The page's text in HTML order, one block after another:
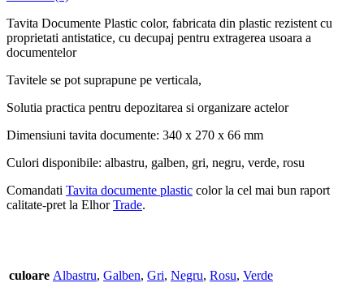
Tavita Documente Plastic color, fabricata din plastic rezistent cu
proprietati antistatice, cu decupaj pentru extragerea usoara a
documentelor
Tavitele se pot suprapune pe verticala,
Solutia practica pentru depozitarea si organizare actelor
Dimensiuni tavita documente: 340 x 270 x 66 mm
Culori disponibile: albastru, galben, gri, negru, verde, rosu
Comandati Tavita documente plastic color la cel mai bun raport
calitate-pret la ElhorTrade.
culoare Albastru, Galben, Gri, Negru, Rosu, Verde